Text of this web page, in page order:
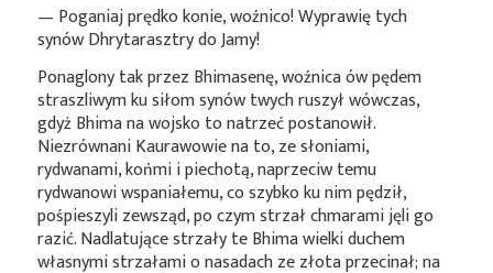
— Poganiaj prędko konie, woźnico! Wyprawię tych
synów Dhrytarasztry do Jamy!
Ponaglony tak przez Bhimasenę, woźnica ów pędem
straszliwym ku siłom synów twych ruszył wówczas,
gdyż Bhima na wojsko to natrzeć postanowił.
Niezrównani Kaurawowie na to, ze słoniami,
rydwanami, końmi i piechotą, naprzeciw temu
rydwanowi wspaniałemu, co szybko ku nim pędził,
pośpieszyli zewsząd, po czym strzał chmarami jęli go
razić. Nadlatujące strzały te Bhima wielki duchem
własnymi strzałami o nasadach ze złota przecinał; na